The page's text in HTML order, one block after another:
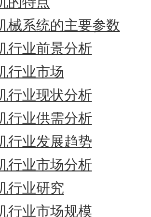
械系统的主要参数
行业前景分析
行业市场
行业现状分析
行业供需分析
行业发展趋势
行业市场分析
行业研究
行业市场规模